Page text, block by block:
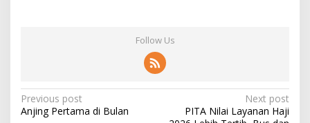
Follow Us
P
Previous post
Anjing Pertama di Bulan
Next post
PITA Nilai Layanan Haji